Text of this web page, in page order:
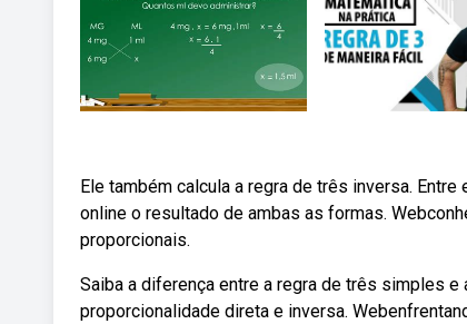
Ele também calcula a regra de três inversa.
online o resultado de ambas as formas.
proporcionais.
Saiba a diferença entre a regra de três simples
proporcionalidade direta e inversa.